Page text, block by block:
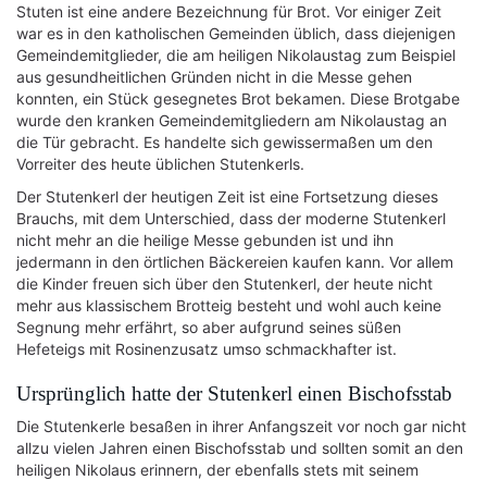
Stuten ist eine andere Bezeichnung für Brot. Vor einiger Zeit
war es in den katholischen Gemeinden üblich, dass diejenigen
Gemeindemitglieder, die am heiligen Nikolaustag zum Beispiel
aus gesundheitlichen Gründen nicht in die Messe gehen
konnten, ein Stück gesegnetes Brot bekamen. Diese Brotgabe
wurde den kranken Gemeindemitgliedern am Nikolaustag an
die Tür gebracht. Es handelte sich gewissermaßen um den
Vorreiter des heute üblichen Stutenkerls.
Der Stutenkerl der heutigen Zeit ist eine Fortsetzung dieses
Brauchs, mit dem Unterschied, dass der moderne Stutenkerl
nicht mehr an die heilige Messe gebunden ist und ihn
jedermann in den örtlichen Bäckereien kaufen kann. Vor allem
die Kinder freuen sich über den Stutenkerl, der heute nicht
mehr aus klassischem Brotteig besteht und wohl auch keine
Segnung mehr erfährt, so aber aufgrund seines süßen
Hefeteigs mit Rosinenzusatz umso schmackhafter ist.
Ursprünglich hatte der Stutenkerl einen Bischofsstab
Die Stutenkerle besaßen in ihrer Anfangszeit vor noch gar nicht
allzu vielen Jahren einen Bischofsstab und sollten somit an den
heiligen Nikolaus erinnern, der ebenfalls stets mit seinem